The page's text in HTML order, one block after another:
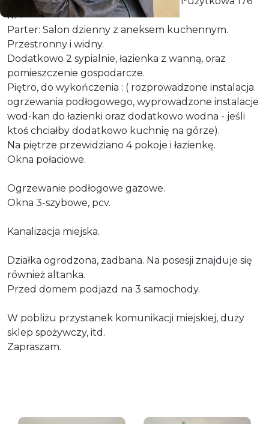
m².
Parter: Salon dzienny z aneksem kuchennym.
Przestronny i widny.
Dodatkowo 2 sypialnie, łazienka z wanną, oraz
pomieszczenie gospodarcze.
Piętro, do wykończenia : ( rozprowadzone instalacja
ogrzewania podłogowego, wyprowadzone instalacje
wod-kan do łazienki oraz dodatkowo wodna - jeśli
ktoś chciałby dodatkowo kuchnię na górze).
Na piętrze przewidziano 4 pokoje i łazienkę.
Okna połaciowe.
Ogrzewanie podłogowe gazowe.
Okna 3-szybowe, pcv.
Kanalizacja miejska.
Działka ogrodzona, zadbana. Na posesji znajduje się
również altanka.
Przed domem podjazd na 3 samochody.
W pobliżu przystanek komunikacji miejskiej, duży
sklep spożywczy, itd.
Zapraszam.